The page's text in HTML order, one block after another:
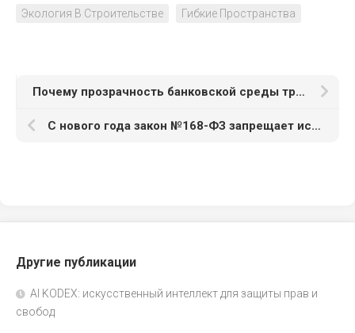
Экология В Строительстве
Гибкие Пространства
Почему прозрачность банковской среды требует от россиян новых навыков и знаний в области переводов и оплаты
С нового года закон №168-ФЗ запрещает использовать иностранные слова в интернет-магазинах
Другие публикации
AI KODEX: искусственный интеллект для защиты прав и
свобод